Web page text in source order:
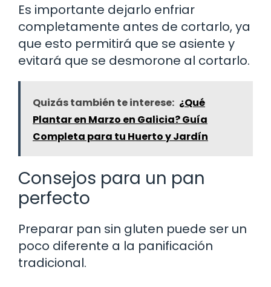
Es importante dejarlo enfriar
completamente antes de cortarlo, ya
que esto permitirá que se asiente y
evitará que se desmorone al cortarlo.
Quizás también te interese: ¿Qué
Plantar en Marzo en Galicia? Guía
Completa para tu Huerto y Jardín
Consejos para un pan
perfecto
Preparar pan sin gluten puede ser un
poco diferente a la panificación
tradicional.